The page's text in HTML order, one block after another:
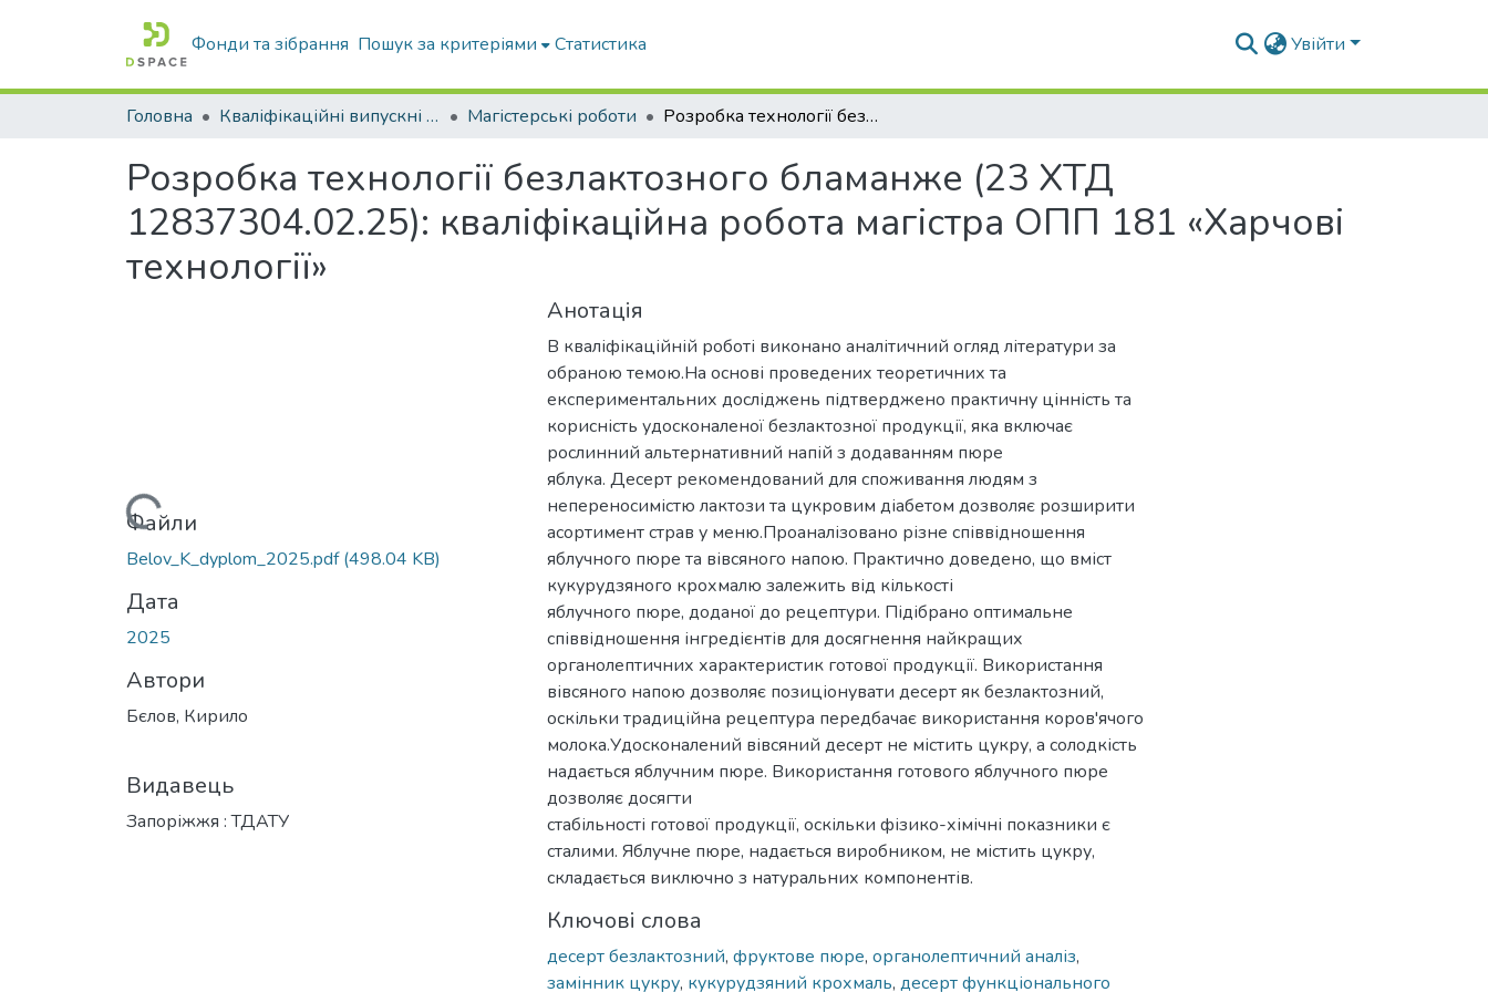
Фонди та зібрання Пошук за критеріями Статистика Увійти
Головна Кваліфікаційні випускні роботи бакалаврів і магістрів Магістерські роботи Розробка технології безлактозного бламанже (23 ХТД 12837304.02.25): кваліфікаційна робота магістра ОПП 181 «Харчові технології»
Розробка технології безлактозного бламанже (23 ХТД
12837304.02.25): кваліфікаційна робота магістра ОПП 181 «Харчові
технології»
Вантажиться...
Файли
Belov_K_dyplom_2025.pdf(498.04 KB)
Дата
2025
Автори
Бєлов, Кирило
Видавець
Запоріжжя : ТДАТУ
Анотація
В кваліфікаційній роботі виконано аналітичний огляд літератури за
обраною темою.На основі проведених теоретичних та
експериментальних досліджень підтверджено практичну цінність та
корисність удосконаленої безлактозної продукції, яка включає
рослинний альтернативний напій з додаванням пюре
яблука. Десерт рекомендований для споживання людям з
непереносимістю лактози та цукровим діабетом дозволяє розширити
асортимент страв у меню.Проаналізовано різне співвідношення
яблучного пюре та вівсяного напою. Практично доведено, що вміст
кукурудзяного крохмалю залежить від кількості
яблучного пюре, доданої до рецептури. Підібрано оптимальне
співвідношення інгредієнтів для досягнення найкращих
органолептичних характеристик готової продукції. Використання
вівсяного напою дозволяє позиціонувати десерт як безлактозний,
оскільки традиційна рецептура передбачає використання коров'ячого
молока.Удосконалений вівсяний десерт не містить цукру, а солодкість
надається яблучним пюре. Використання готового яблучного пюре
дозволяє досягти
стабільності готової продукції, оскільки фізико-хімічні показники є
сталими. Яблучне пюре, надається виробником, не містить цукру,
складається виключно з натуральних компонентів.
Ключові слова
десерт безлактозний, фруктове пюре, органолептичний аналіз,
замінник цукру, кукурудзяний крохмаль, десерт функціонального